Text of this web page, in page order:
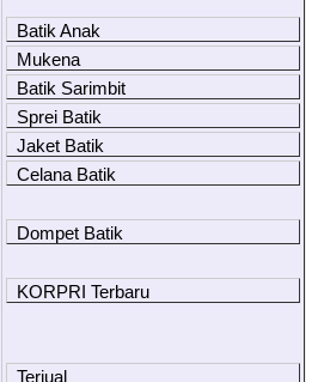
Batik Anak
Mukena
Batik Sarimbit
Sprei Batik
Jaket Batik
Celana Batik
Dompet Batik
KORPRI Terbaru
Terjual